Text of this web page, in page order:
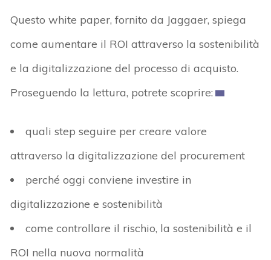
Questo white paper, fornito da Jaggaer, spiega
come aumentare il ROI attraverso la sostenibilità
e la digitalizzazione del processo di acquisto.
Proseguendo la lettura, potrete scoprire:
quali step seguire per creare valore
attraverso la digitalizzazione del procurement
perché oggi conviene investire in
digitalizzazione e sostenibilità
come controllare il rischio, la sostenibilità e il
ROI nella nuova normalità